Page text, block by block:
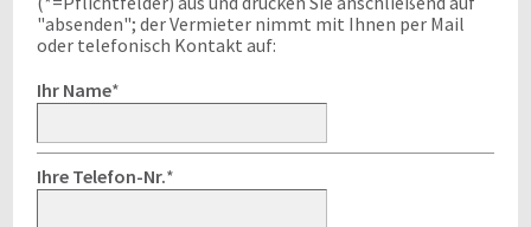
"absenden"; der Vermieter nimmt mit Ihnen per Mail
oder telefonisch Kontakt auf:
Ihr Name*
Ihre Telefon-Nr.*